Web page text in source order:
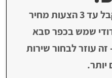
דרך טופ דודים ניתן לקבל עד 3 הצעות מחיר
שמש בכפר סבא
עוזר לבחור שירות